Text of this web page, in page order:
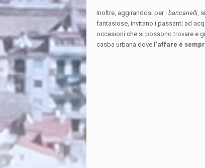
Inoltre, aggirandosi per i bancarielli,
fantasiose, invitano i passanti ad
occasioni che si possono trovare e
casba urbana dove l’affare è